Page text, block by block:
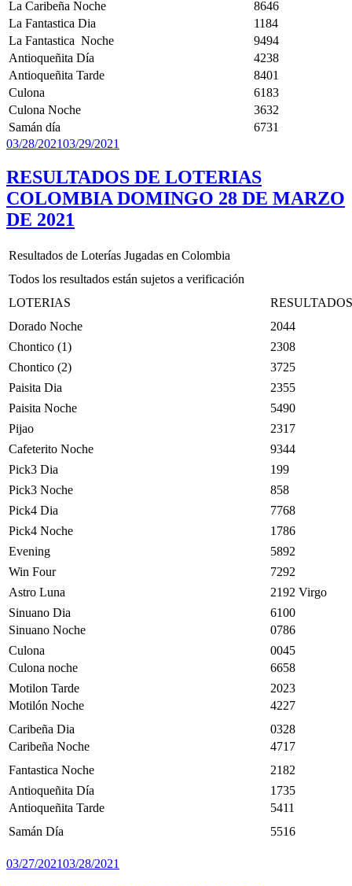
La Caribeña Noche
8646
La Fantastica Dia
1184
La Fantastica Noche
9494
Antioqueñita Día
4238
Antioqueñita Tarde
8401
Culona
6183
Culona Noche
3632
Samán día
6731
Publicado
03/28/202103/29/2021
RESULTADOS DE LOTERIAS
COLOMBIA DOMINGO 28 DE MARZO
DE 2021
Resultados de Loterías Jugadas en Colombia
Todos los resultados están sujetos a verificación
LOTERIAS
RESULTADOS
Dorado Noche
2044
Chontico (1)
2308
Chontico (2)
3725
Paisita Dia
2355
Paisita Noche
5490
Pijao
2317
Cafeterito Noche
9344
Pick3 Dia
199
Pick3 Noche
858
Pick4 Dia
7768
Pick4 Noche
1786
Evening
5892
Win Four
7292
Astro Luna
2192 Virgo
Sinuano Dia
6100
Sinuano Noche
0786
Culona
0045
Culona noche
6658
Motilon Tarde
2023
Motilón Noche
4227
Caribeña Dia
0328
Caribeña Noche
4717
Fantastica Noche
2182
Antioqueñita Día
1735
Antioqueñita Tarde
5411
Samán Día
5516
Publicado
03/27/202103/28/2021